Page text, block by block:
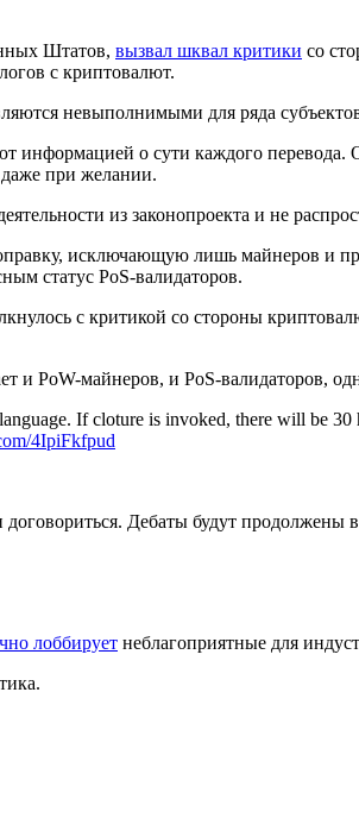
Штатов, вызвал шквал критики со
с криптовалют.
невыполнимыми для ряда
о сути каждого перевода.
при желании.
из законопроекта и не
исключающую лишь майнеров и
статус PoS-валидаторов.
с критикой со стороны
и PoW-майнеров, и PoS-валидаторов,
If cloture is invoked, there will be
4IpiFkfpud
Дебаты будут продолжены в
лоббирует неблагоприятные для